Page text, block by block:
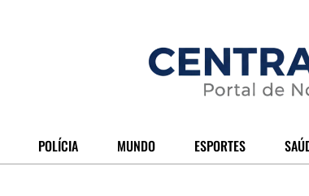
POLÍCIA MUNDO ESPORTES